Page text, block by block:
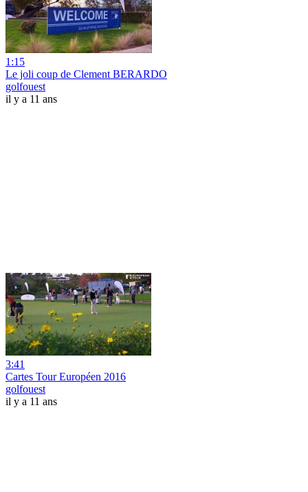
1:15
Le joli coup de Clement BERARDO
golfouest
il y a 11 ans
3:41
Cartes Tour Européen 2016
golfouest
il y a 11 ans